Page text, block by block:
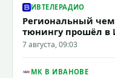
ИВТЕЛЕРАДИО
Региональный
тюнингу прошёл в
7 августа, 09:03
МК В ИВАНОВЕ